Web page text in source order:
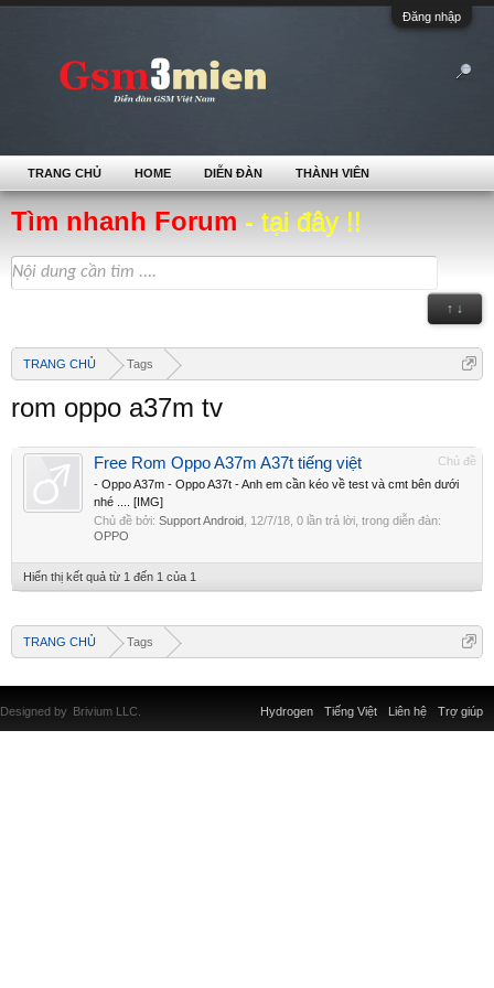
Đăng nhập
Tìm nhanh Forum - tại đây !!
↑ ↓
TRANG CHỦ Tags
rom oppo a37m tv
Chủ đề
Free Rom Oppo A37m A37t tiếng việt
- Oppo A37m - Oppo A37t - Anh em cần kéo về test và cmt bên dưới
nhé .... [IMG]
Chủ đề bởi: Support Android 12/7/18 , 0 lần trả lời, trong diễn đàn:
OPPO
Hiển thị kết quả từ 1 đến 1 của 1
TRANG CHỦ Tags
TRANG CHỦ HOME DIỄN ĐÀN THÀNH VIÊN
Liên hệ Trợ giúp
Hydrogen Tiếng Việt
Designed by Brivium LLC.